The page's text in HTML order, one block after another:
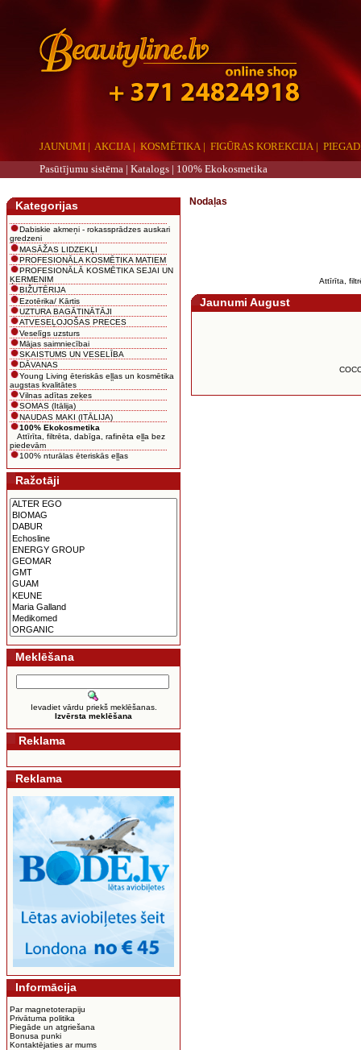
JAUNUMI | AKCIJA | KOSMĒTIKA | FIGŪRAS KOREKCIJA|
Pasūtījumu sistēma | Katalogs | 100% Ekokosmetika
Kategorijas
Dabiskie akmeņi - rokassprādzes auskari
gredzeni
MASĀŽAS LIDZEKĻI
PROFESIONĀLA KOSMĒTIKA MATIEM
PROFESIONĀLĀ KOSMĒTIKA SEJAI UN
ĶERMENIM
BIŽUTĒRIJA
Ezotērika/ Kārtis
UZTURA BAGĀTINĀTĀJI
ATVESEĻOJOŠAS PRECES
Veselīgs uzsturs
Mājas saimniecībai
SKAISTUMS UN VESELĪBA
DĀVANAS
Young Living ēteriskās eļļas un kosmētika
augstas kvalitātes
Vilnas adītas zeķes
SOMAS (Itālija)
NAUDAS MAKI (ITĀLIJA)
100% Ekokosmetika
Attīrīta, filtrēta, dabīga, rafinēta eļļa bez
piedevām
100% nturālas ēteriskās eļļas
Ražotāji
Meklēšana
Ievadiet vārdu priekš meklēšanas.
Izvērsta meklēšana
Reklama
Reklama
Informācija
Par magnetoterapiju
Privātuma politika
Piegāde un atgriešana
Bonusa punki
Kontaktējaties ar mums
Nodaļas
Attīrīta,
Jaunumi August